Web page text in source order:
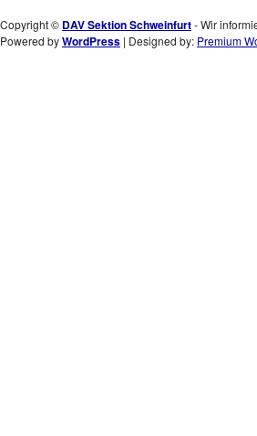
Copyright © DAV Sektion Schweinfurt- Wir
Powered byWordPress | Designed by: Premium